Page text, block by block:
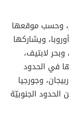
وحسب موقعها
ويشاركها
لابتيف،
في الحدود
وجورجيا
الحدود الجنوبيّة